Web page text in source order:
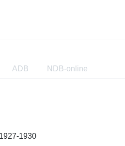
ADB NDB-online
1930